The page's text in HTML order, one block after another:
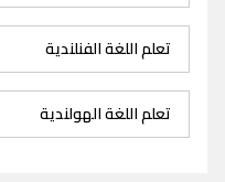
تعلم اللغة الفنلندية
تعلم اللغة الهولندية